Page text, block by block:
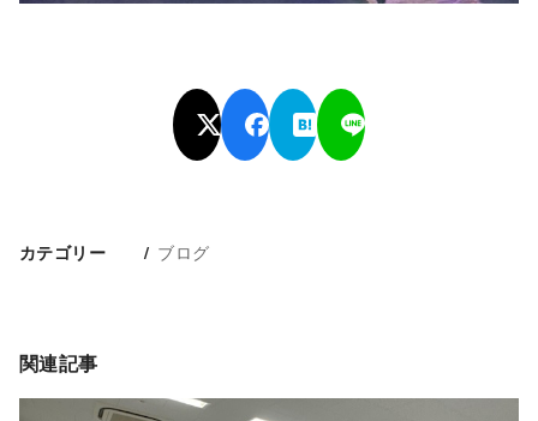
カテゴリー ブログ
関連記事